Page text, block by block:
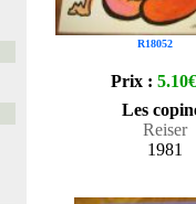
R18052
Prix : 5.10€
Les
Reiser
1981